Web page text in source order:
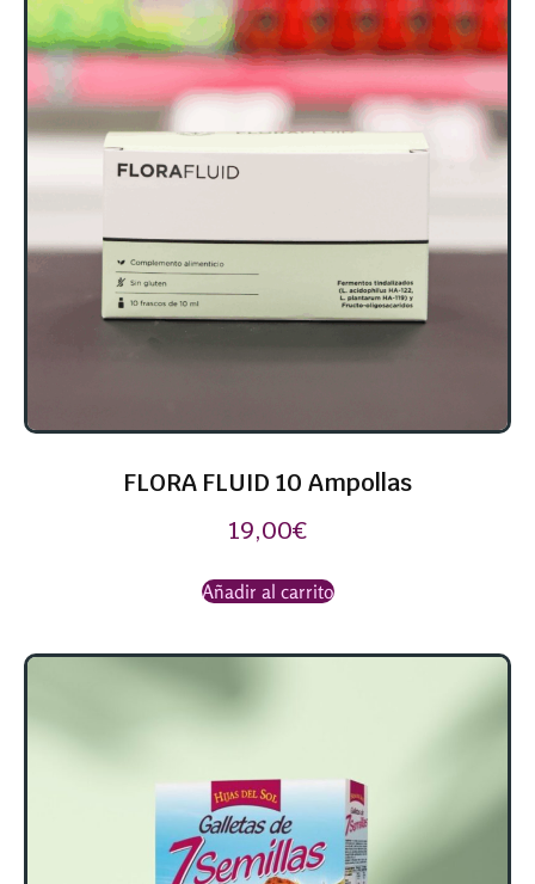
FLORA FLUID 10 Ampollas
19,00€
Añadir al carrito